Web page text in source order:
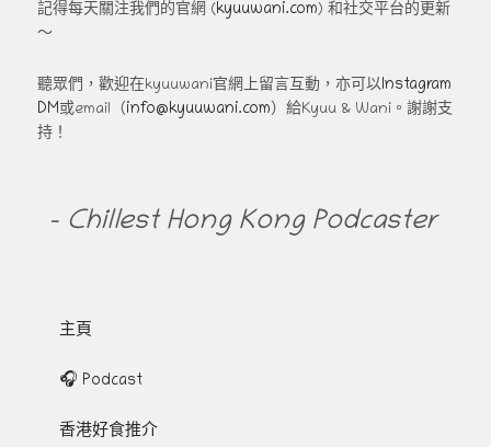
記得每天關注我們的官網 (kyuuwani.com) 和社交平台的更新
～
聽眾們，歡迎在kyuuwani官網上留言互動，亦可以Instagram
DM或email（info@kyuuwani.com）給Kyuu & Wani。謝謝支
持！
- Chillest Hong Kong Podcaster
主頁
🎧 Podcast
香港好食推介